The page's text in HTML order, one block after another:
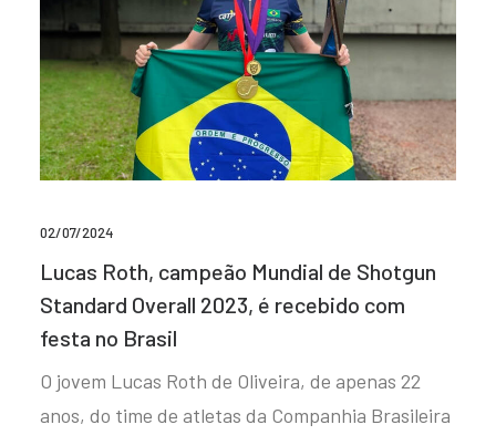
02/07/2024
Lucas Roth, campeão Mundial de Shotgun
Standard Overall 2023, é recebido com
festa no Brasil
O jovem Lucas Roth de Oliveira, de apenas 22
anos, do time de atletas da Companhia Brasileira